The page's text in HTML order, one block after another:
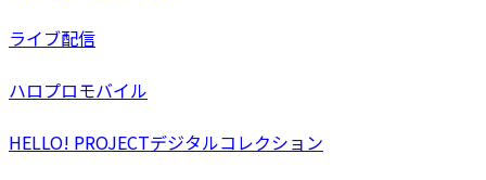
ライブ配信
ハロプロモバイル
HELLO! PROJECTデジタルコレクション